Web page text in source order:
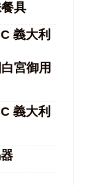
具
義大利
宮御用
義大利